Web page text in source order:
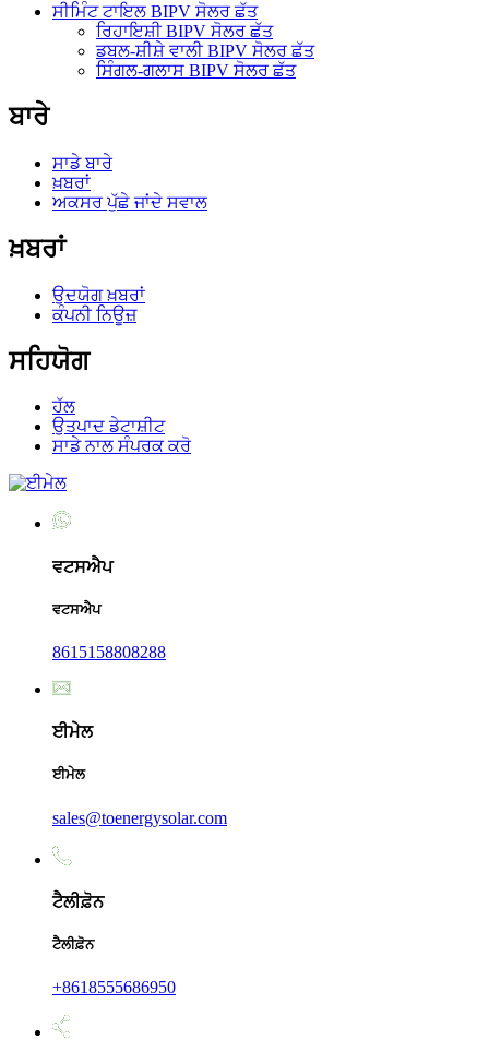
ਸੀਮਿੰਟ ਟਾਇਲ BIPV ਸੋਲਰ ਛੱਤ
ਰਿਹਾਇਸ਼ੀ BIPV ਸੋਲਰ ਛੱਤ
ਡਬਲ-ਸ਼ੀਸ਼ੇ ਵਾਲੀ BIPV ਸੋਲਰ ਛੱਤ
ਸਿੰਗਲ-ਗਲਾਸ BIPV ਸੋਲਰ ਛੱਤ
ਬਾਰੇ
ਸਾਡੇ ਬਾਰੇ
ਖ਼ਬਰਾਂ
ਅਕਸਰ ਪੁੱਛੇ ਜਾਂਦੇ ਸਵਾਲ
ਖ਼ਬਰਾਂ
ਉਦਯੋਗ ਖ਼ਬਰਾਂ
ਕੰਪਨੀ ਨਿਊਜ਼
ਸਹਿਯੋਗ
ਹੱਲ
ਉਤਪਾਦ ਡੇਟਾਸ਼ੀਟ
ਸਾਡੇ ਨਾਲ ਸੰਪਰਕ ਕਰੋ
ਵਟਸਐਪ
ਵਟਸਐਪ
8615158808288
ਈਮੇਲ
ਈਮੇਲ
sales@toenergysolar.com
ਟੈਲੀਫ਼ੋਨ
ਟੈਲੀਫ਼ੋਨ
+8618555686950